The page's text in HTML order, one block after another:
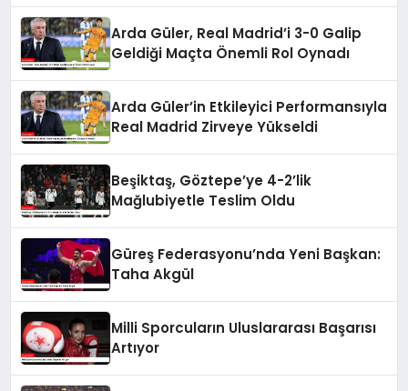
Arda Güler, Real Madrid’i 3-0 Galip
Geldiği Maçta Önemli Rol Oynadı
Arda Güler’in Etkileyici Performansıyla
Real Madrid Zirveye Yükseldi
Beşiktaş, Göztepe’ye 4-2’lik
Mağlubiyetle Teslim Oldu
Güreş Federasyonu’nda Yeni Başkan:
Taha Akgül
Milli Sporcuların Uluslararası Başarısı
Artıyor